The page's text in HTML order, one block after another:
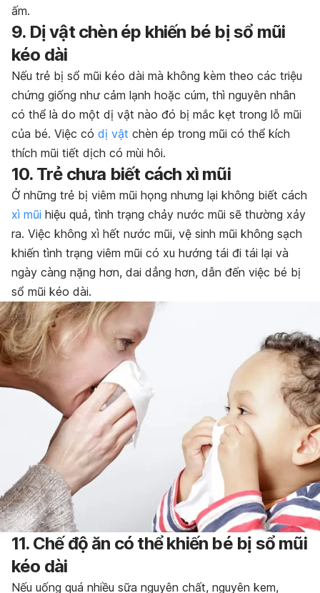
ấm.
9. Dị vật chèn ép khiến bé bị sổ mũi
kéo dài
Nếu trẻ bị sổ mũi kéo dài mà không kèm theo các triệu
chứng giống như cảm lạnh hoặc cúm, thì nguyên nhân
có thể là do một dị vật nào đó bị mắc kẹt trong lỗ mũi
của bé. Việc có dị vật chèn ép trong mũi có thể kích
thích mũi tiết dịch có mùi hôi.
10. Trẻ chưa biết cách xì mũi
Ở những trẻ bị viêm mũi họng nhưng lại không biết cách
xì mũi hiệu quả, tình trạng chảy nước mũi sẽ thường xảy
ra. Việc không xì hết nước mũi, vệ sinh mũi không sạch
khiến tình trạng viêm mũi có xu hướng tái đi tái lại và
ngày càng nặng hơn, dai dẳng hơn, dẫn đến việc bé bị
sổ mũi kéo dài.
11. Chế độ ăn có thể khiến bé bị sổ mũi
kéo dài
Nếu uống quá nhiều sữa nguyên chất, nguyên kem,